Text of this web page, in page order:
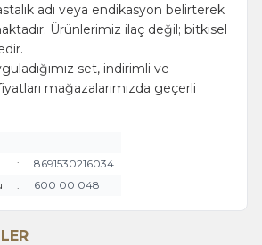
adı veya endikasyon belirterek
Ürünlerimiz ilaç değil; bitkisel
set, indirimli ve
mağazalarımızda geçerli
:
8691530216034
: 600 00 048